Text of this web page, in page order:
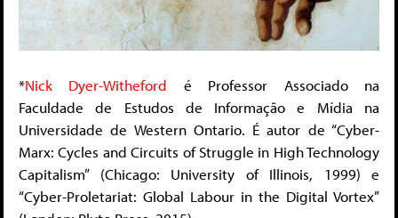
*Nick Dyer-Witheford é Professor Associado na
Faculdade de Estudos de Informação e Mídia na
Universidade de Western Ontario. É autor de “Cyber-
Marx: Cycles and Circuits of Struggle in High Technology
Capitalism” (Chicago: University of Illinois, 1999) e
“Cyber-Proletariat: Global Labour in the Digital Vortex”